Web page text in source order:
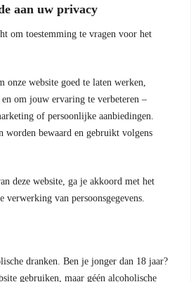
aan uw privacy
om toestemming te vragen voor het
onze website goed te laten werken,
om jouw ervaring te verbeteren –
of persoonlijke aanbiedingen.
worden bewaard en gebruikt volgens
deze website, ga je akkoord met het
verwerking van persoonsgegevens.
dranken. Ben je jonger dan 18 jaar?
gebruiken, maar géén alcoholische